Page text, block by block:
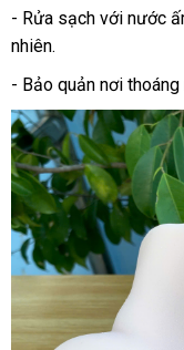
- Rửa sạch với nước
nhiên.
- Bảo quản nơi